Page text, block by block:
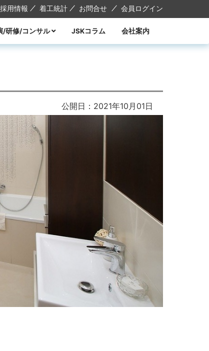
採用情報 着工統計 お問合せ 会員ログイン
/研修/コンサル JSKコラム 会社案内
公開日：2021年10月01日